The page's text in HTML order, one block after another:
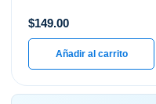
$149.00
Añadir al carrito